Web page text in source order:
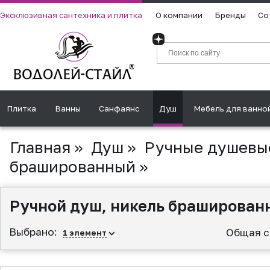
Эксклюзивная сантехника и плитка О компании Бренды
Плитка Ванны Санфаянс Душ Мебель для
Главная » Душ » Ручные
брашированный »
Ручной душ, никель
Выбрано: 1 элемент Общая